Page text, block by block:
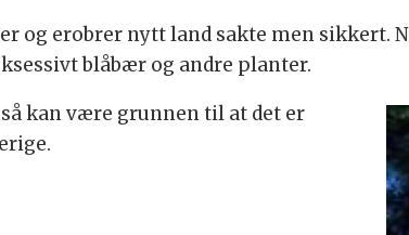
og erobrer nytt land sakte men sikkert.
blåbær og andre planter.
kan være grunnen til at det er